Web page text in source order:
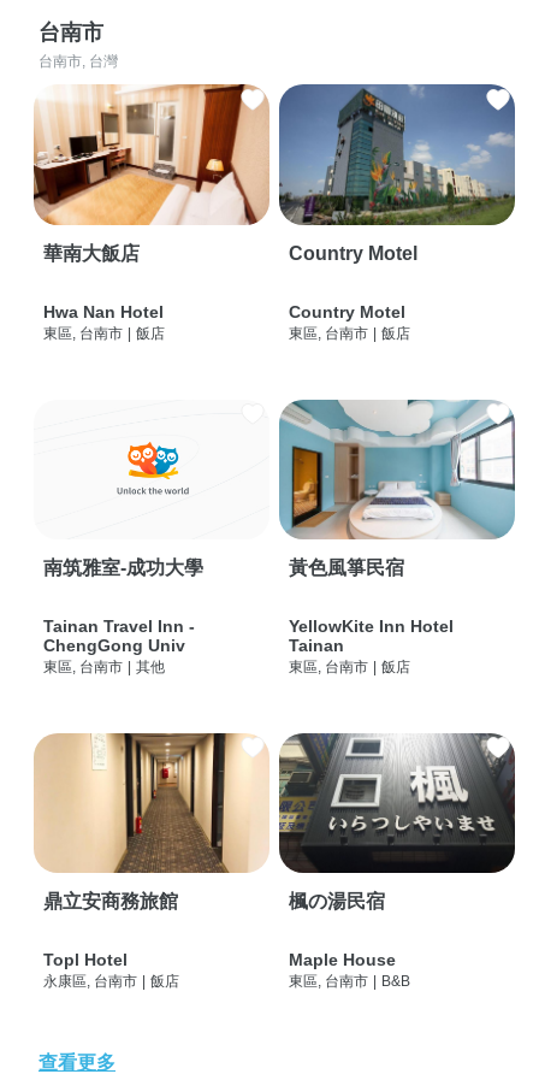
台南市
台南市, 台灣
華南大飯店
Hwa Nan Hotel
東區, 台南市 | 飯店
Country Motel
Country Motel
東區, 台南市 | 飯店
南筑雅室-成功大學
Tainan Travel Inn -
ChengGong Univ
東區, 台南市 | 其他
黃色風箏民宿
YellowKite Inn Hotel
Tainan
東區, 台南市 | 飯店
鼎立安商務旅館
Topl Hotel
永康區, 台南市 | 飯店
楓の湯民宿
Maple House
東區, 台南市 | B&B
查看更多